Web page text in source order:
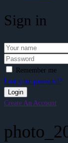
Sign in
Remember me
Lost your password?
Create An Account